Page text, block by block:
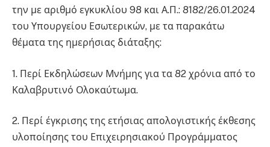
την με αριθμό εγκυκλίου 98 και Α.Π.: 8182/26.01.2024
του Υπουργείου Εσωτερικών, με τα παρακάτω
θέματα της ημερήσιας διάταξης:
1. Περί Εκδηλώσεων Μνήμης για τα 82 χρόνια από το
Καλαβρυτινό Ολοκαύτωμα.
2. Περί έγκρισης της ετήσιας απολογιστικής έκθεσης
υλοποίησης του Επιχειρησιακού Προγράμματος